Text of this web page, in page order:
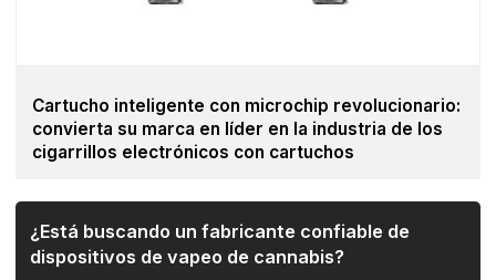
Cartucho inteligente con microchip revolucionario:
convierta su marca en líder en la industria de los
cigarrillos electrónicos con cartuchos
¿Está buscando un fabricante confiable de
dispositivos de vapeo de cannabis?